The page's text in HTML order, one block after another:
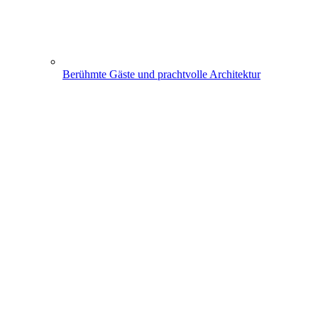
Berühmte Gäste und prachtvolle Architektur